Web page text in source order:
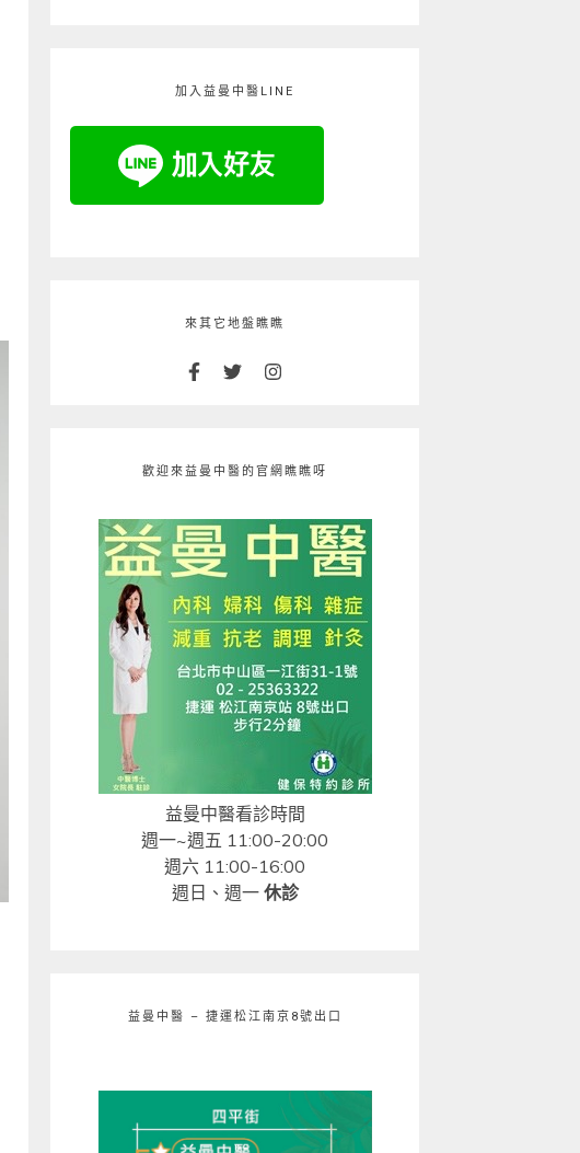
加入益曼中醫LINE
來其它地盤瞧瞧
歡迎來益曼中醫的官網瞧瞧呀
益曼中醫看診時間
週一~週五 11:00-20:00
週六 11:00-16:00
週日、週一 休診
益曼中醫 – 捷運松江南京8號出口